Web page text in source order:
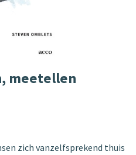
meetellen
zich vanzelfsprekend thuis